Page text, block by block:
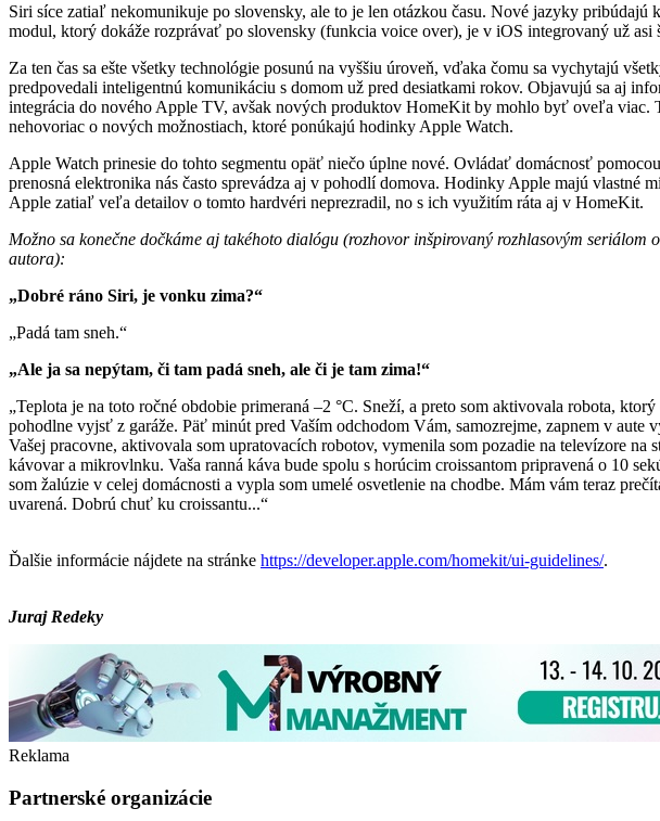
Siri síce zatiaľ nekomunikuje po slovensky, ale to je len otázkou času. Nové jazyky
modul, ktorý dokáže rozprávať po slovensky (funkcia voice over), je v iOS integrovaný už asi
Za ten čas sa ešte všetky technológie posunú na vyššiu úroveň, vďaka čomu sa vychytajú
predpovedali inteligentnú komunikáciu s domom už pred desiatkami rokov. Objavujú sa aj
integrácia do nového Apple TV, avšak nových produktov HomeKit by mohlo byť oveľa
nehovoriac o nových možnostiach, ktoré ponúkajú hodinky Apple Watch.
Apple Watch prinesie do tohto segmentu opäť niečo úplne nové. Ovládať domácnosť
prenosná elektronika nás často sprevádza aj v pohodlí domova. Hodinky Apple majú
Apple zatiaľ veľa detailov o tomto hardvéri neprezradil, no s ich využitím ráta aj v HomeKit.
Možno sa konečne dočkáme aj takéhoto dialógu (rozhovor inšpirovaný rozhlasovým
autora):
„Dobré ráno Siri, je vonku zima?“
„Padá tam sneh.“
„Ale ja sa nepýtam, či tam padá sneh, ale či je tam zima!“
„Teplota je na toto ročné obdobie primeraná –2 °C. Sneží, a preto som aktivovala robota,
pohodlne vyjsť z garáže. Päť minút pred Vaším odchodom Vám, samozrejme, zapnem v
Vašej pracovne, aktivovala som upratovacích robotov, vymenila som pozadie na televízore
kávovar a mikrovlnku. Vaša ranná káva bude spolu s horúcim croissantom pripravená o 10
som žalúzie v celej domácnosti a vypla som umelé osvetlenie na chodbe. Mám vám teraz
uvarená. Dobrú chuť ku croissantu...“
Ďalšie informácie nájdete na stránke https://developer.apple.com/homekit/ui-guidelines/.
Juraj Redeky
Reklama
Partnerské organizácie